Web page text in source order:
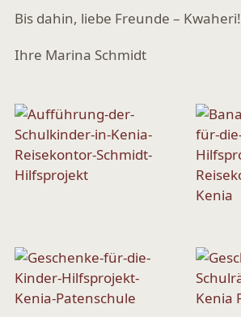
Bis dahin, liebe Freunde – Kwaheri!
Ihre Marina Schmidt